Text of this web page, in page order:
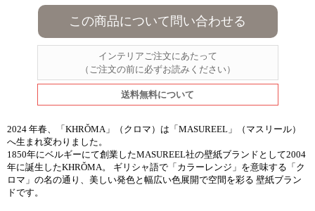
この商品について問い合わせる
インテリアご注文にあたって
（ご注文の前に必ずお読みください）
送料無料について
2024 年春、「KHRǑMA」（クロマ）は「MASUREEL」（マスリール）
へ生まれ変わりました。
1850年にベルギーにて創業したMASUREEL社の壁紙ブランドとして2004
年に誕生したKHRǑMA。 ギリシャ語で「カラーレンジ」を意味する「ク
ロマ」の名の通り、美しい発色と幅広い色展開で空間を彩る 壁紙ブラン
ドです。